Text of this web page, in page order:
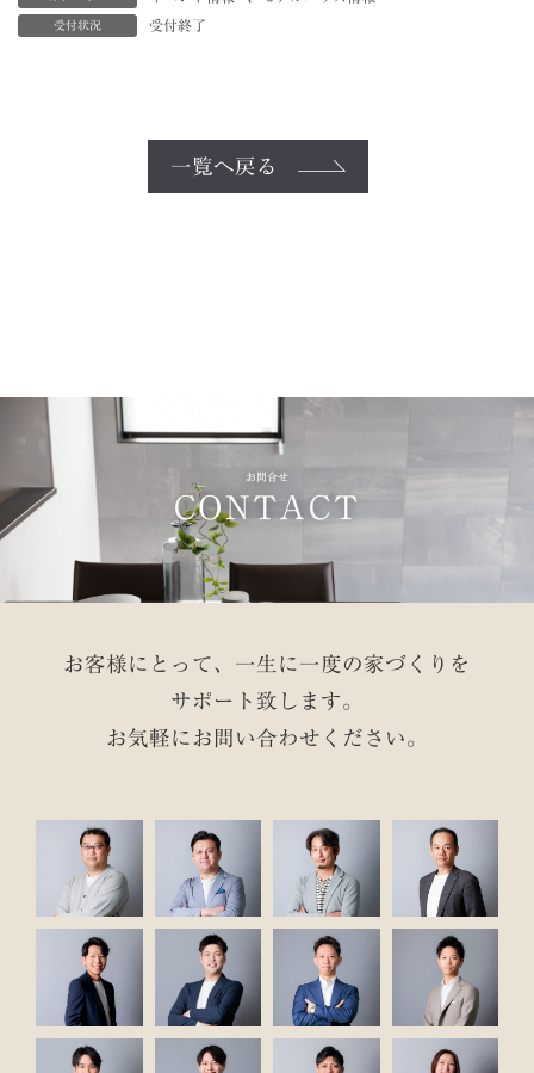
受付状況 受付終了
一覧へ戻る
お問合せ
CONTACT
お客様にとって、一生に一度の家づくりを
サポート致します。
お気軽にお問い合わせください。